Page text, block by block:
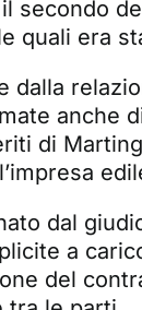
secondo
quali era
anche
di
dal
a
del